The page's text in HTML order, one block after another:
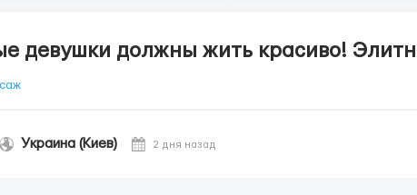
девушки должны жить красиво!
Украина (Киев) 2 дня назад